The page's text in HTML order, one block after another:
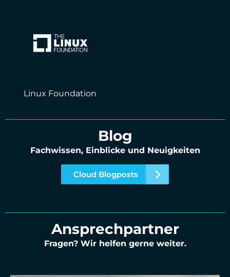
Linux Foundation
Blog
Fachwissen, Einblicke und Neuigkeiten
Cloud Blogposts
Ansprechpartner
Fragen? Wir helfen gerne weiter.